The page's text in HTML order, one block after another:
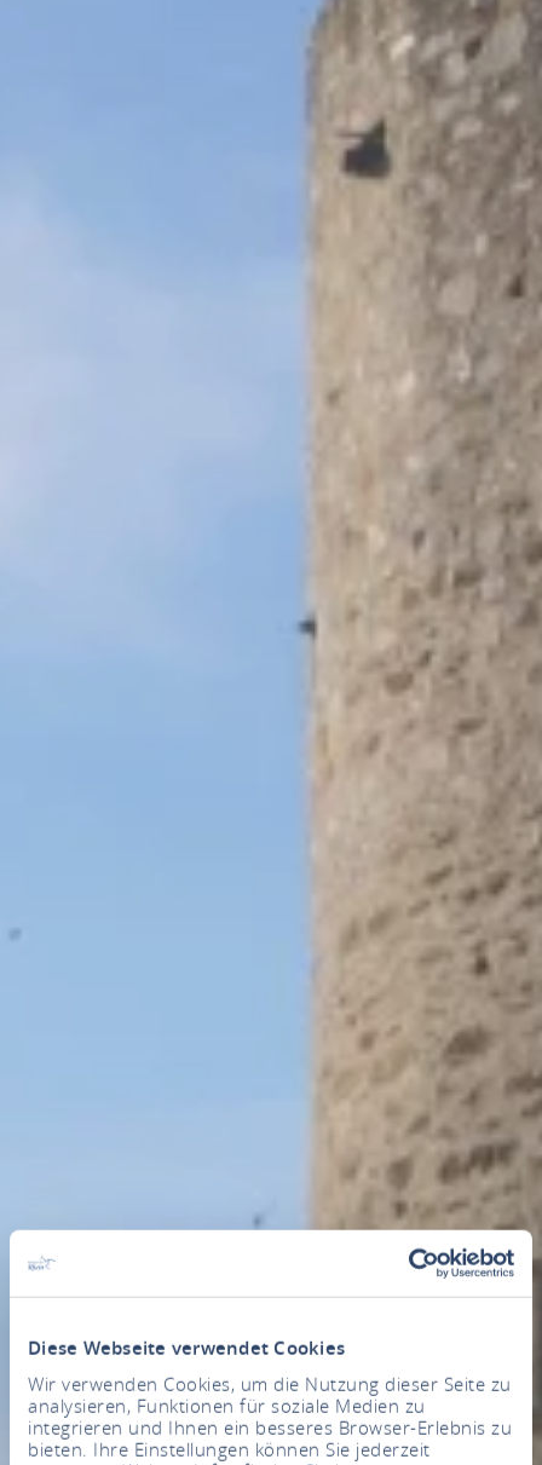
Diese Webseite verwendet Cookies
Wir verwenden Cookies, um die Nutzung dieser Seite zu
analysieren, Funktionen für soziale Medien zu
integrieren und Ihnen ein besseres Browser-Erlebnis zu
bieten. Ihre Einstellungen können Sie jederzeit